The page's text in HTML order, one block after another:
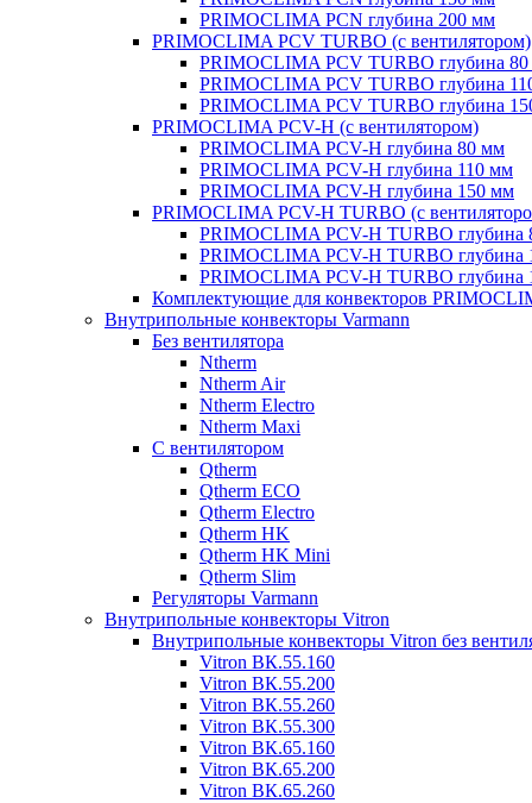
PRIMOCLIMA PCN глубина 200 мм
PRIMOCLIMA PCV TURBO (c вентилятором)
PRIMOCLIMA PCV TURBO глубина
PRIMOCLIMA PCV TURBO глубина
PRIMOCLIMA PCV TURBO глубина
PRIMOCLIMA PCV-H (c вентилятором)
PRIMOCLIMA PCV-H глубина 80 мм
PRIMOCLIMA PCV-H глубина 110 мм
PRIMOCLIMA PCV-H глубина 150 мм
PRIMOCLIMA PCV-H TURBO (c
PRIMOCLIMA PCV-H TURBO глубина
PRIMOCLIMA PCV-H TURBO глубина
PRIMOCLIMA PCV-H TURBO глубина
Комплектующие для конвекторов
Внутрипольные конвекторы Varmann
Без вентилятора
Ntherm
Ntherm Air
Ntherm Electro
Ntherm Maxi
С вентилятором
Qtherm
Qtherm ECO
Qtherm Electro
Qtherm HK
Qtherm HK Mini
Qtherm Slim
Регуляторы Varmann
Внутрипольные конвекторы Vitron
Внутрипольные конвекторы Vitron без
Vitron ВК.55.160
Vitron ВК.55.200
Vitron ВК.55.260
Vitron ВК.55.300
Vitron ВК.65.160
Vitron ВК.65.200
Vitron ВК.65.260